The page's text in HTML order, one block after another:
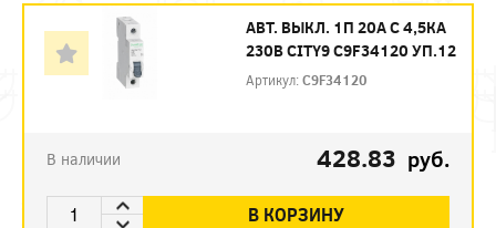
АВТ. ВЫКЛ. 1П 20А С 4,5КА
230В CITY9 C9F34120 УП.12
Артикул:C9F34120
В наличии 428.83 руб.
В КОРЗИНУ